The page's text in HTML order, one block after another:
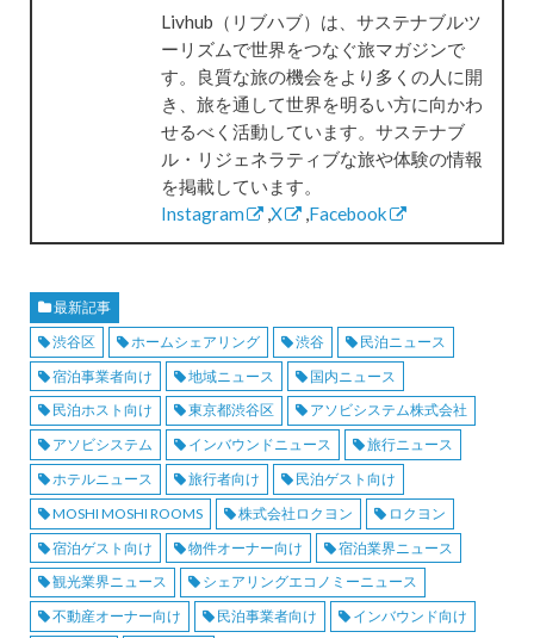
Livhub（リブハブ）は、サステナブルツ
ーリズムで世界をつなぐ旅マガジンで
す。良質な旅の機会をより多くの人に開
き、旅を通して世界を明るい方に向かわ
せるべく活動しています。サステナブ
ル・リジェネラティブな旅や体験の情報
を掲載しています。
Instagram
,X ,Facebook
最新記事
渋谷区
ホームシェアリング 渋谷
民泊ニュース
宿泊事業者向け
地域ニュース
国内ニュース
民泊ホスト向け
東京都渋谷区
アソビシステム株式会社
アソビシステム
インバウンドニュース
旅行ニュース
ホテルニュース
旅行者向け
民泊ゲスト向け
MOSHI MOSHI ROOMS
株式会社ロクヨン
ロクヨン
宿泊ゲスト向け
物件オーナー向け
宿泊業界ニュース
観光業界ニュース
シェアリングエコノミーニュース
不動産オーナー向け
民泊事業者向け
インバウンド向け